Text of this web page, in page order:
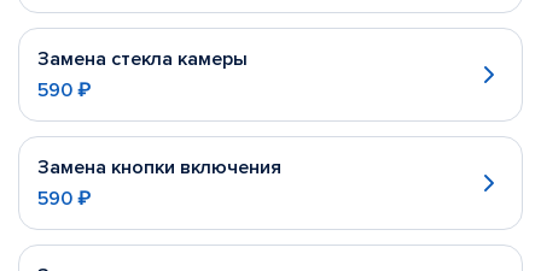
Замена стекла камеры
590 ₽
Замена кнопки включения
590 ₽